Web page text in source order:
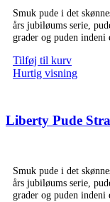
Smuk pude i det
års jubiløums serie,
grader og puden indeni
Tilføj til kurv
Hurtig visning
Liberty Pude
Smuk pude i det
års jubiløums serie,
grader og puden indeni